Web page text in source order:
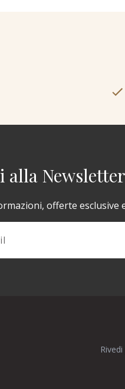
Newsletter
offerte esclusive